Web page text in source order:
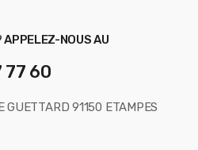
APPELEZ-NOUS AU
77 60
GUETTARD 91150 ETAMPES